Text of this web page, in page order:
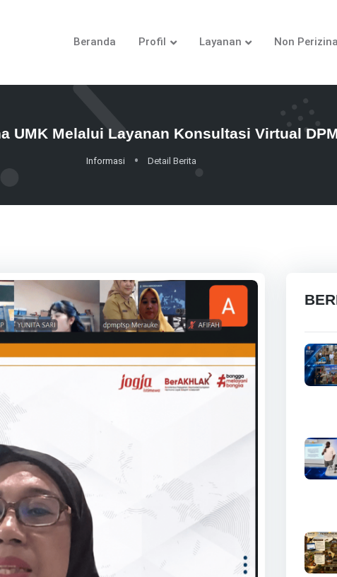
Beranda Profil Layanan Non
UMK Melalui Layanan Konsultasi Virtual
Informasi Detail Berita